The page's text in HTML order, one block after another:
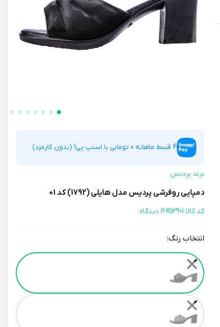
4 قسط ماهانه 0 تومانی با اسنپ پی! (بدون کارمزد)
برند پردیس
دمپایی روفرشی پردیس مدل هایلی (1792) کد 01
کد کالا 53901# 16 دیدگاه
انتخاب رنگ:
Color
✕
✕